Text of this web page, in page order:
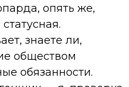
опять же,
знаете ли,
обществом
обязанности.